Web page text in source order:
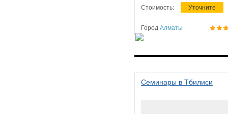
Стоимость: Уточните
Город Алматы
Семинары в Тбилиси